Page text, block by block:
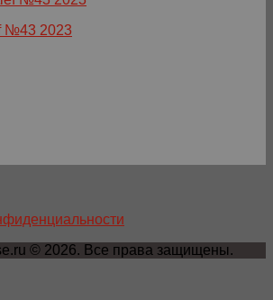
№43 2023
© 2026. Все права защищены.